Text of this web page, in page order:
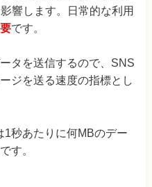
響します。日常的な利用
です。
タを送信するので、SNS
ジを送る速度の指標とし
1秒あたりに何MBのデー
す。